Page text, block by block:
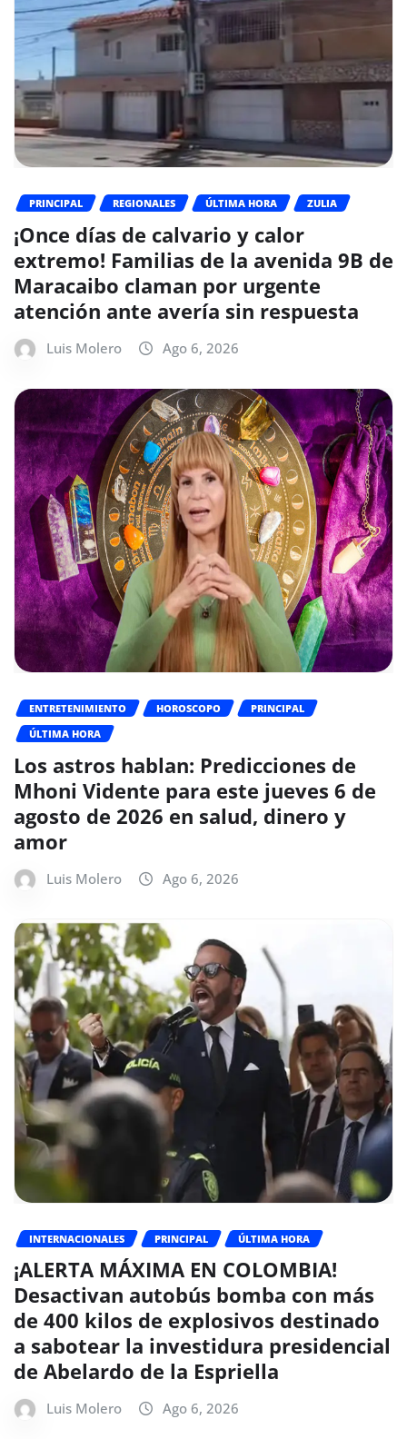
PRINCIPAL REGIONALES ÚLTIMA HORA ZULIA
¡Once días de calvario y calor
extremo! Familias de la avenida 9B de
Maracaibo claman por urgente
atención ante avería sin respuesta
Luis Molero Ago 6, 2026
ENTRETENIMIENTO HOROSCOPO
PRINCIPAL
ÚLTIMA HORA
Los astros hablan: Predicciones de
Mhoni Vidente para este jueves 6 de
agosto de 2026 en salud, dinero y
amor
Luis Molero Ago 6, 2026
INTERNACIONALES PRINCIPAL ÚLTIMA HORA
¡ALERTA MÁXIMA EN COLOMBIA!
Desactivan autobús bomba con más
de 400 kilos de explosivos destinado
a sabotear la investidura presidencial
de Abelardo de la Espriella
Luis Molero Ago 6, 2026